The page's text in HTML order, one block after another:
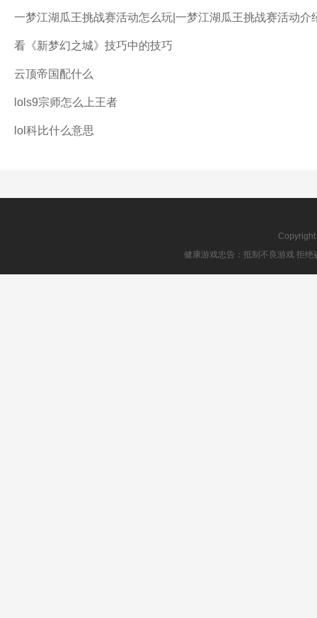
一梦江湖瓜王挑战赛活动怎么玩|一梦江湖瓜王挑战赛活动介
看《新梦幻之城》技巧中的技巧
云顶帝国配什么
lols9宗师怎么上王者
lol科比什么意思
健康游戏忠告：抵制不良游戏 拒